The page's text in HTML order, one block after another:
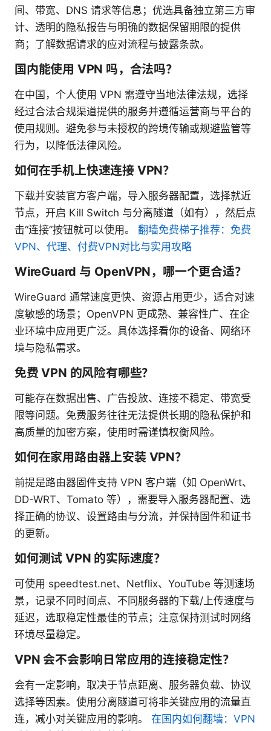
间、带宽、DNS 请求等信息；优选具备独立第三方审
计、透明的隐私报告与明确的数据保留期限的提供
商；了解数据请求的应对流程与披露条款。
国内能使用 VPN 吗，合法吗？
在中国，个人使用 VPN 需遵守当地法律法规，选择
经过合法合规渠道提供的服务并遵循运营商与平台的
使用规则。避免参与未授权的跨境传输或规避监管等
行为，以降低法律风险。
如何在手机上快速连接 VPN？
下载并安装官方客户端，导入服务器配置，选择就近
节点，开启 Kill Switch 与分离隧道（如有），然后点
击“连接”按钮就可以使用。 翻墙免费梯子推荐：免费
VPN、代理、付费VPN对比与实用攻略
WireGuard 与 OpenVPN，哪一个更合适？
WireGuard 通常速度更快、资源占用更少，适合对速
度敏感的场景；OpenVPN 更成熟、兼容性广、在企
业环境中应用更广泛。具体选择看你的设备、网络环
境与隐私需求。
免费 VPN 的风险有哪些？
可能存在数据出售、广告投放、连接不稳定、带宽受
限等问题。免费服务往往无法提供长期的隐私保护和
高质量的加密方案，使用时需谨慎权衡风险。
如何在家用路由器上安装 VPN？
前提是路由器固件支持 VPN 客户端（如 OpenWrt、
DD-WRT、Tomato 等），需要导入服务器配置、选
择正确的协议、设置路由与分流，并保持固件和证书
的更新。
如何测试 VPN 的实际速度？
可使用 speedtest.net、Netflix、YouTube 等测速场
景，记录不同时间点、不同服务器的下载/上传速度与
延迟，选取稳定性最佳的节点；注意保持测试时网络
环境尽量稳定。
VPN 会不会影响日常应用的连接稳定性？
会有一定影响，取决于节点距离、服务器负载、协议
选择等因素。使用分离隧道可将非关键应用的流量直
连，减小对关键应用的影响。 在国内如何翻墙：VPN